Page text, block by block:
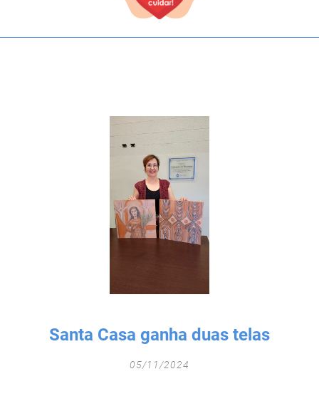
Santa Casa ganha duas telas
05/11/2024